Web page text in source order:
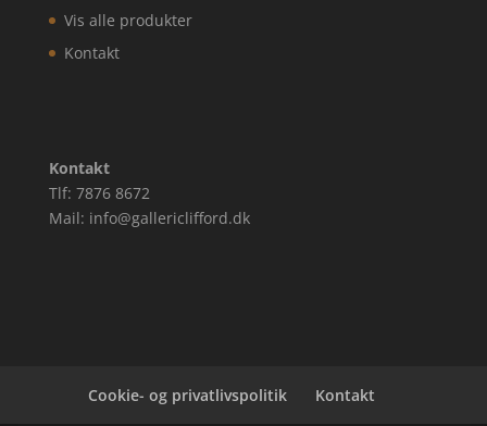
Vis alle produkter
Kontakt
Kontakt
Tlf: 7876 8672
Mail: info@gallericlifford.dk
Cookie- og privatlivspolitik Kontakt